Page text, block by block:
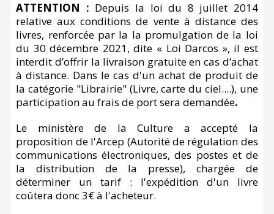
ATTENTION : Depuis la loi du 8 juillet 2014
relative aux conditions de vente à distance des
livres, renforcée par la la promulgation de la loi
du 30 décembre 2021, dite « Loi Darcos », il est
interdit d’offrir la livraison gratuite en cas d’achat
à distance. Dans le cas d'un achat de produit de
la catégorie "Librairie" (Livre, carte du ciel....), une
participation au frais de port sera demandée.
Le ministère de la Culture a accepté la
proposition de l'Arcep (Autorité de régulation des
communications électroniques, des postes et de
la distribution de la presse), chargée de
déterminer un tarif : l'expédition d'un livre
coûtera donc 3€ à l'acheteur.